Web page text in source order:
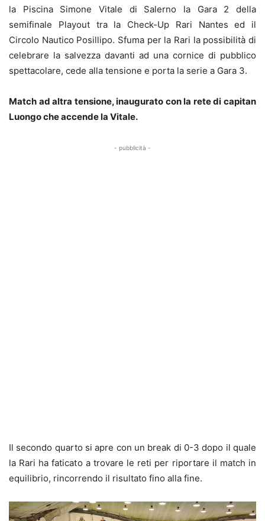
la Piscina Simone Vitale di Salerno la Gara 2 della
semifinale Playout tra la Check-Up Rari Nantes ed il
Circolo Nautico Posillipo. Sfuma per la Rari la possibilità di
celebrare la salvezza davanti ad una cornice di pubblico
spettacolare, cede alla tensione e porta la serie a Gara 3.
Match ad altra tensione, inaugurato con la rete di capitan
Luongo che accende la Vitale.
- pubblicità -
Il secondo quarto si apre con un break di 0-3 dopo il quale
la Rari ha faticato a trovare le reti per riportare il match in
equilibrio, rincorrendo il risultato fino alla fine.